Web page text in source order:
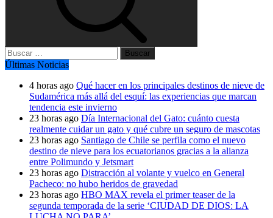
Buscar:
Últimas Noticias
4 horas ago Qué hacer en los principales destinos de nieve de
Sudamérica más allá del esquí: las experiencias que marcan
tendencia este invierno
23 horas ago Día Internacional del Gato: cuánto cuesta
realmente cuidar un gato y qué cubre un seguro de mascotas
23 horas ago Santiago de Chile se perfila como el nuevo
destino de nieve para los ecuatorianos gracias a la alianza
entre Polimundo y Jetsmart
23 horas ago Distracción al volante y vuelco en General
Pacheco: no hubo heridos de gravedad
23 horas ago HBO MAX revela el primer teaser de la
segunda temporada de la serie ‘CIUDAD DE DIOS: LA